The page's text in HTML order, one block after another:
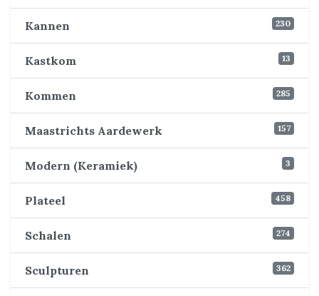
Kannen 230
Kastkom 13
Kommen 285
Maastrichts Aardewerk 157
Modern (Keramiek) 3
Plateel 458
Schalen 274
Sculpturen 362